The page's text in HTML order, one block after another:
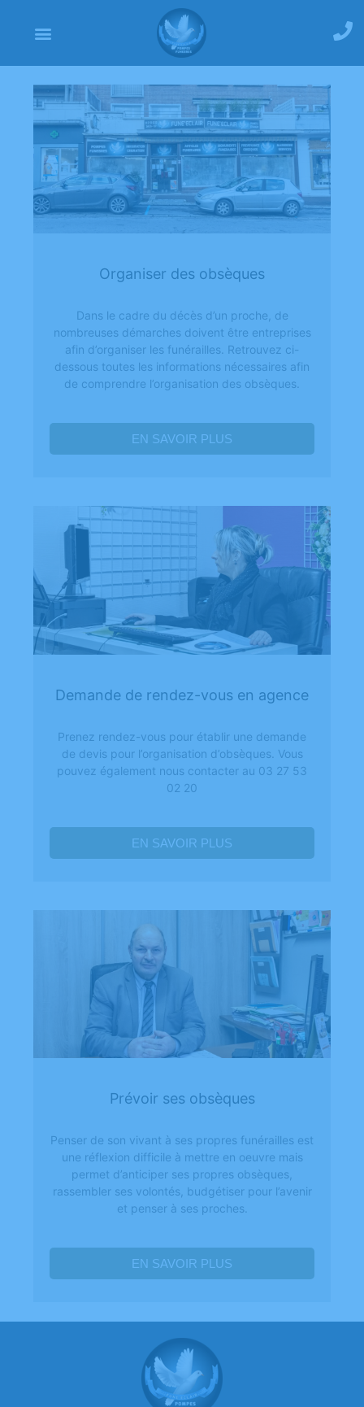
Organiser des obsèques
Dans le cadre du décès d’un proche, de
nombreuses démarches doivent être entreprises
afin d’organiser les funérailles. Retrouvez ci-
dessous toutes les informations nécessaires afin
de comprendre l’organisation des obsèques.
EN SAVOIR PLUS
Demande de rendez-vous en agence
Prenez rendez-vous pour établir une demande
de devis pour l’organisation d’obsèques. Vous
pouvez également nous contacter au 03 27 53
02 20
EN SAVOIR PLUS
Prévoir ses obsèques
Penser de son vivant à ses propres funérailles est
une réflexion difficile à mettre en oeuvre mais
permet d’anticiper ses propres obsèques,
rassembler ses volontés, budgétiser pour l’avenir
et penser à ses proches.
EN SAVOIR PLUS